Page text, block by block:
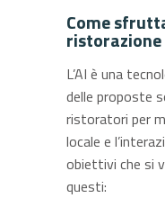
Come
ristorazione
L’AI è una
delle proposte
ristoratori per
locale e
obiettivi che si
questi: